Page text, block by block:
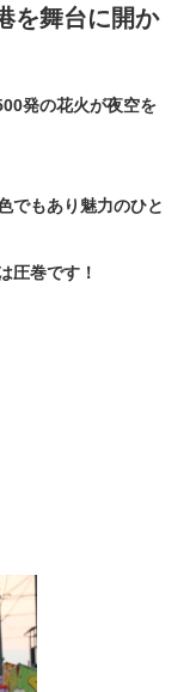
を舞台に開か
発の花火が夜空を
でもあり魅力のひと
圧巻です！